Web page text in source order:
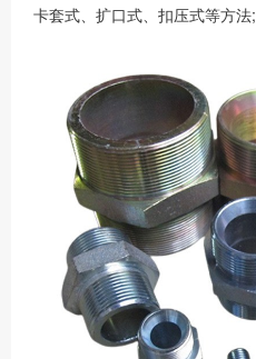
卡套式、扩口式、扣压式等方法;